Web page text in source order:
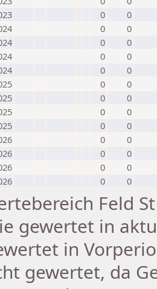
0
0
0
0
0
0
0
0
0
0
0
0
0
0
0
0
0
0
0
0
0
0
0
0
0 0
Feld
gewertet in
in
gewertet, da